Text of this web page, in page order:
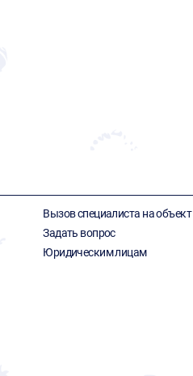
Вызов специалиста на объект
Задать вопрос
Юридическим лицам